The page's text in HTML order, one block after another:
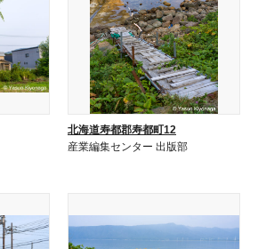
北海道寿都郡寿都町12
産業編集センター 出版部